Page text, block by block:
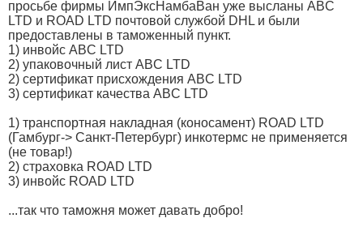
просьбе фирмы ИмпЭксНамбаВан уже высланы ABC
LTD и ROAD LTD почтовой службой DHL и были
предоставлены в таможенный пункт.
1) инвойс ABC LTD
2) упаковочный лист ABC LTD
2) сертификат присхождения ABC LTD
3) сертификат качества ABC LTD
1) транспортная накладная (коносамент) ROAD LTD
(Гамбург-> Санкт-Петербург) инкотермс не применяется
(не товар!)
2) страховка ROAD LTD
3) инвойс ROAD LTD
...так что таможня может давать добро!